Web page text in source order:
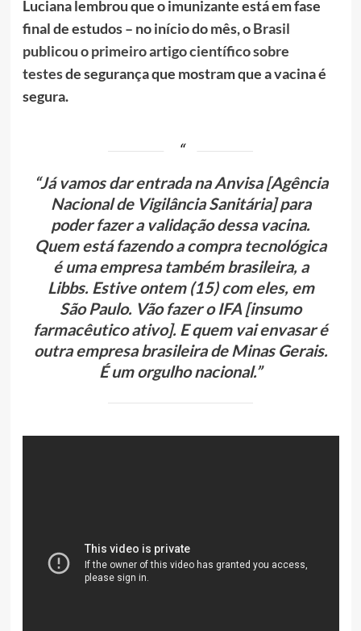
Luciana lembrou que o imunizante está em fase
final de estudos – no início do mês, oBrasil
publicou o primeiro artigo científico sobre
testesde segurança que mostram que a vacina é
segura.
“Já vamos dar entrada na Anvisa [Agência
Nacional de Vigilância Sanitária] para
poder fazer a validação dessa vacina.
Quem está fazendo a compra tecnológica
é uma empresa também brasileira, a
Libbs. Estive ontem (15) com eles, em
São Paulo. Vão fazer o IFA [insumo
farmacêutico ativo]. E quem vai envasar é
outra empresa brasileira de Minas Gerais.
É um orgulho nacional.”